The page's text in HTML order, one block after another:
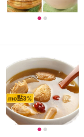
mo點3%